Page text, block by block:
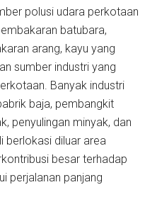
polusi udara perkotaan
batubara,
arang, kayu yang
sumber industri yang
Banyak industri
baja, pembangkit
penyulingan minyak, dan
berlokasi diluar area
besar terhadap
perjalanan panjang